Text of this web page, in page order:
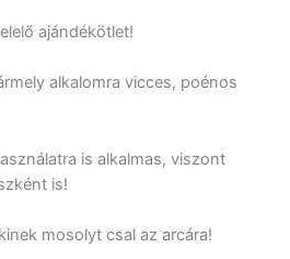
ajándékötlet!
alkalomra vicces, poénos
is alkalmas, viszont
is!
mosolyt csal az arcára!